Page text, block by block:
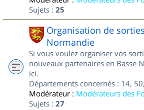
Sujets : 25
Organisation de
Normandie
Si vous voulez organiser vos
nouveaux partenaires en Basse
ici.
Départements concernés : 14,
Modérateur : Modérateurs des
Sujets : 27